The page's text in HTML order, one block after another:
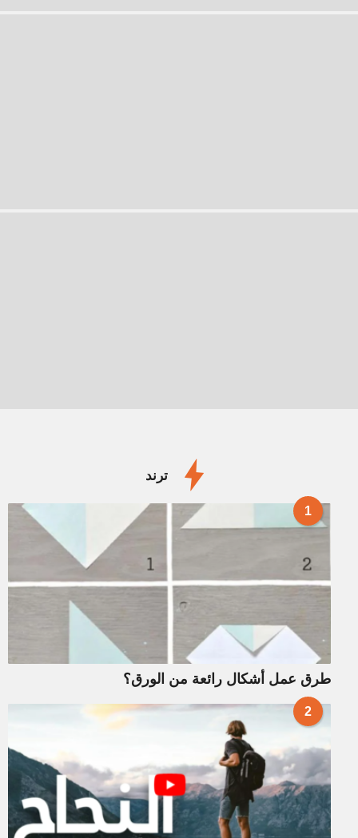
ترند
1
طرق عمل أشكال رائعة من الورق؟
2